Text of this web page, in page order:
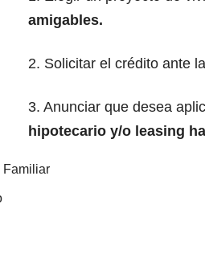
amigables.
2. Solicitar el crédito ante la
3. Anunciar que desea
hipotecario y/o leasing
Familiar